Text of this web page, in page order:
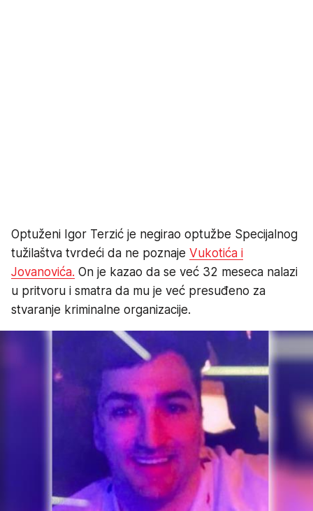
Optuženi Igor Terzić je negirao optužbe Specijalnog
tužilaštva tvrdeći da ne poznaje Vukotića i
Jovanovića. On je kazao da se već 32 meseca nalazi
u pritvoru i smatra da mu je već presuđeno za
stvaranje kriminalne organizacije.